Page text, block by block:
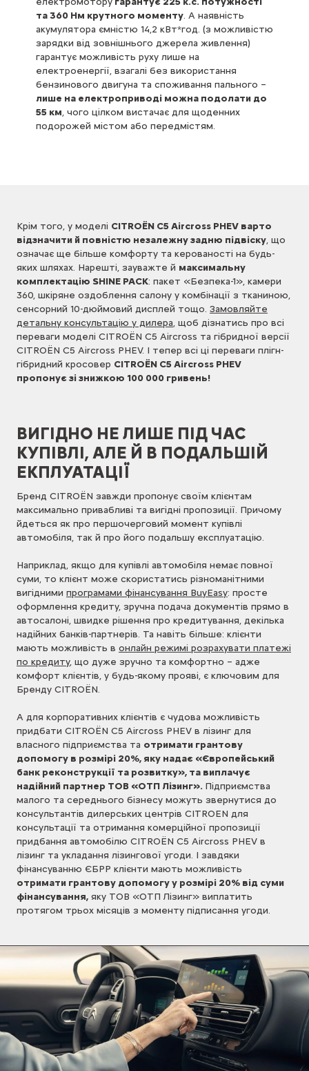
та 360 Нм крутного моменту. А наявність
акумулятора ємністю 14,2 кВт*год. (з можливістю
зарядки від зовнішнього джерела живлення)
гарантує можливість руху лише на
електроенергії, взагалі без використання
бензинового двигуна та споживання пального –
лише на електроприводі можна подолати до
55 км, чого цілком вистачає для щоденних
подорожей містом або передмістям.
Крім того, у моделі CITROЁN C5 Aircross PHEV варто
відзначити й повністю незалежну задню підвіску, що
означає ще більше комфорту та керованості на будь-
яких шляхах. Нарешті, зауважте й максимальну
комплектацію SHINE PACK: пакет «Безпека-1», камери
360, шкіряне оздоблення салону у комбінації з тканиною,
сенсорний 10-дюймовий дисплей тощо. Замовляйте
детальну консультацію у дилера, щоб дізнатись про всі
переваги моделі CITROЁN C5 Aircross та гібридної версії
CITROЁN C5 Aircross PHEV. І тепер всі ці переваги плігн-
гібридний кросовер CITROЁN C5 Aircross PHEV
пропонує зі знижкою 100 000 гривень!
ВИГІДНО НЕ ЛИШЕ ПІД ЧАС
КУПІВЛІ, АЛЕ Й В ПОДАЛЬШІЙ
ЕКПЛУАТАЦІЇ
Бренд CITROЁN завжди пропонує своїм клієнтам
максимально привабливі та вигідні пропозиції. Причому
йдеться як про першочерговий момент купівлі
автомобіля, так й про його подальшу експлуатацію.
Наприклад, якщо для купівлі автомобіля немає повної
суми, то клієнт може скористатись різноманітними
вигідними програмами фінансування BuyEasy: просте
оформлення кредиту, зручна подача документів прямо в
автосалоні, швидке рішення про кредитування, декілька
надійних банків-партнерів. Та навіть більше: клієнти
мають можливість в онлайн режимі розрахувати платежі
по кредиту, що дуже зручно та комфортно – адже
комфорт клієнтів, у будь-якому прояві, є ключовим для
Бренду CITROЁN.
А для корпоративних клієнтів є чудова можливість
придбати CITROЁN C5 Aircross PHEV в лізинг для
власного підприємства та отримати грантову
допомогу в розмірі 20%, яку надає «Європейський
банк реконструкції та розвитку», та виплачує
надійний партнер ТОВ «ОТП Лізинг». Підприємства
малого та середнього бізнесу можуть звернутися до
консультантів дилерських центрів CITROEN для
консультації та отримання комерційної пропозиції
придбання автомобілю CITROЁN C5 Aircross PHEV в
лізинг та укладання лізингової угоди. І завдяки
фінансуванню ЄБРР клієнти мають можливість
отримати грантову допомогу у розмірі 20% від суми
фінансування, яку ТОВ «ОТП Лізинг» виплатить
протягом трьох місяців з моменту підписання угоди.